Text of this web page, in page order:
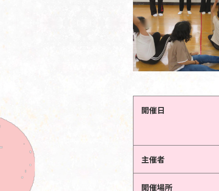
開催日
主催者
開催場所